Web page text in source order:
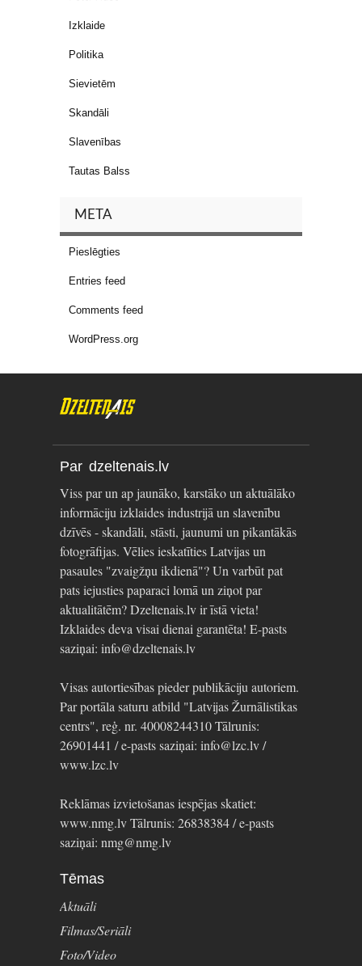
Izklaide
Politika
Sievietēm
Skandāli
Slavenības
Tautas Balss
META
Pieslēgties
Entries feed
Comments feed
WordPress.org
Par dzeltenais.lv
Viss par un ap jaunāko, karstāko un aktuālāko
informāciju izklaides industrijā un slavenību
dzīvēs - skandāli, stāsti, jaunumi un pikantākās
fotogrāfijas. Vēlies ieskatīties Latvijas un
pasaules "zvaigžņu ikdienā"? Un varbūt pat
pats iejusties paparaci lomā un ziņot par
aktualitātēm? Dzeltenais.lv ir īstā vieta!
Izklaides deva visai dienai garantēta! E-pasts
saziņai: info@dzeltenais.lv
Visas autortiesības pieder publikāciju autoriem.
Par portāla saturu atbild "Latvijas Žurnālistikas
centrs", reģ. nr. 40008244310 Tālrunis:
26901441 / e-pasts saziņai: info@lzc.lv /
www.lzc.lv
Reklāmas izvietošanas iespējas skatiet:
www.nmg.lv Tālrunis: 26838384 / e-pasts
saziņai: nmg@nmg.lv
Tēmas
Aktuāli
Filmas/Seriāli
Foto/Video